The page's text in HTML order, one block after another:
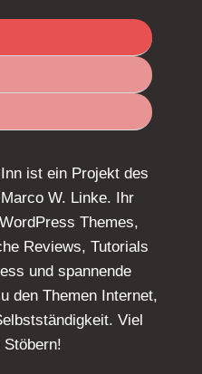
ist ein Projekt des
W. Linke. Ihr
Themes,
Reviews, Tutorials
und spannende
den Themen Internet,
Viel
Stöbern!